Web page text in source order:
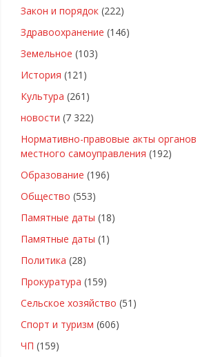
Закон и порядок (222)
Здравоохранение (146)
Земельное (103)
История (121)
Культура (261)
новости (7 322)
Нормативно-правовые акты органов
местного самоуправления (192)
Образование (196)
Общество (553)
Памятные даты (18)
Памятные даты (1)
Политика (28)
Прокуратура (159)
Сельское хозяйство (51)
Спорт и туризм (606)
ЧП (159)